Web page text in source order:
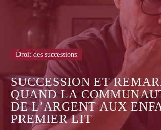
Droit des successions
ASSURANCE-VIE :
LES ASSUREURS
DE COMMUNIQUER
CONTRATS AUX
BÉNÉFICIAIRES ?